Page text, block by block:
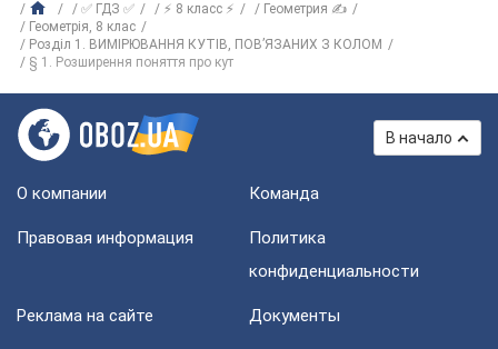
✅ ГДЗ ✅ ⚡ 8 класс ⚡
Геометрия ✍
Геометрiя, 8 клас
Розділ 1. ВИМІРЮВАННЯ КУТІВ, ПОВ’ЯЗАНИХ З КОЛОМ
§ 1. Розширення поняття про кут
В начало
О компании Команда
Правовая информация
Политика
конфиденциальности
Реклама на сайте Документы